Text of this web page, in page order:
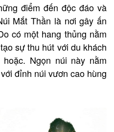
điểm đến độc đáo và
Mắt Thần là nơi gây ấn
có một hang thủng nằm
sự thu hút với du khách
Ngọn núi này nằm
đỉnh núi vươn cao hùng